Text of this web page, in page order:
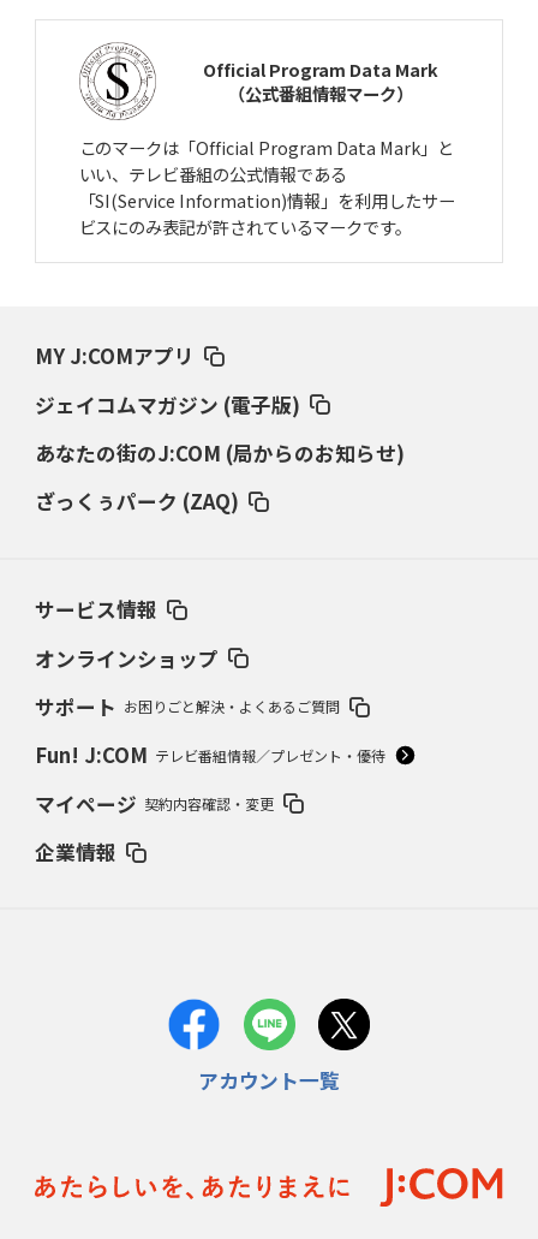
Official Program Data Mark
（公式番組情報マーク）
このマークは「Official Program Data Mark」と
いい、テレビ番組の公式情報である
「SI(Service Information)情報」を利用したサー
ビスにのみ表記が許されているマークです。
MY J:COMアプリ
ジェイコムマガジン (電子版)
あなたの街のJ:COM (局からのお知らせ)
ざっくぅパーク (ZAQ)
サービス情報
オンラインショップ
サポート お困りごと解決・よくあるご質問
Fun! J:COM テレビ番組情報／プレゼント・優待
マイページ 契約内容確認・変更
企業情報
アカウント一覧